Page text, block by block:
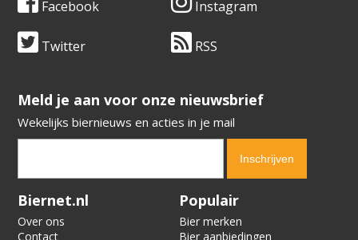
Facebook Instagram
Twitter RSS
​​​​​​​Meld je aan voor onze nieuwsbrief
Wekelijks biernieuws en acties in je mail
Verification code:
Biernet.nl
Over ons
Contact
Populair
Bier merken
Bier aanbiedingen